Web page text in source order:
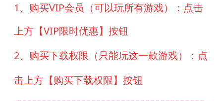
1、购买VIP会员（可以玩所有游戏）：点击
上方【VIP限时优惠】按钮
2、购买下载权限（只能玩这一款游戏）：点
击上方【购买下载权限】按钮